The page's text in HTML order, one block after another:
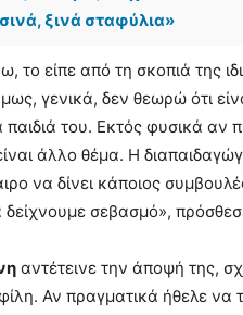
ξινά σταφύλια»
το είπε από τη σκοπιά της
γενικά, δεν θεωρώ ότι
του. Εκτός φυσικά αν
άλλο θέμα. Η
να δίνει κάποιος
δείχνουμε σεβασμό»,
αντέτεινε την άποψή της,
Αν πραγματικά ήθελε